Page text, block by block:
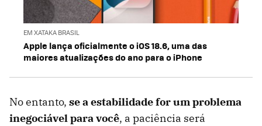
EM XATAKA BRASIL
Apple lança oficialmente o iOS 18.6, uma das
maiores atualizações do ano para o iPhone
No entanto, se a estabilidade for um problema
inegociável para você, a paciência será